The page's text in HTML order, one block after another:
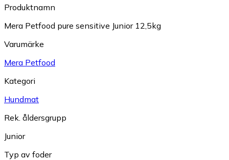
Produktnamn
Mera Petfood pure sensitive Junior 12,5kg
Varumärke
Mera Petfood
Kategori
Hundmat
Rek. åldersgrupp
Junior
Typ av foder